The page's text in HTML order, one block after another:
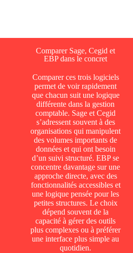
Comparer Sage, Cegid et
EBP dans le concret
Comparer ces trois logiciels
permet de voir rapidement
que chacun suit une logique
différente dans la gestion
comptable. Sage et Cegid
s’adressent souvent à des
organisations qui manipulent
des volumes importants de
données et qui ont besoin
d’un suivi structuré. EBP se
concentre davantage sur une
approche directe, avec des
fonctionnalités accessibles et
une logique pensée pour les
petites structures. Le choix
dépend souvent de la
capacité à gérer des outils
plus complexes ou à préférer
une interface plus simple au
quotidien.